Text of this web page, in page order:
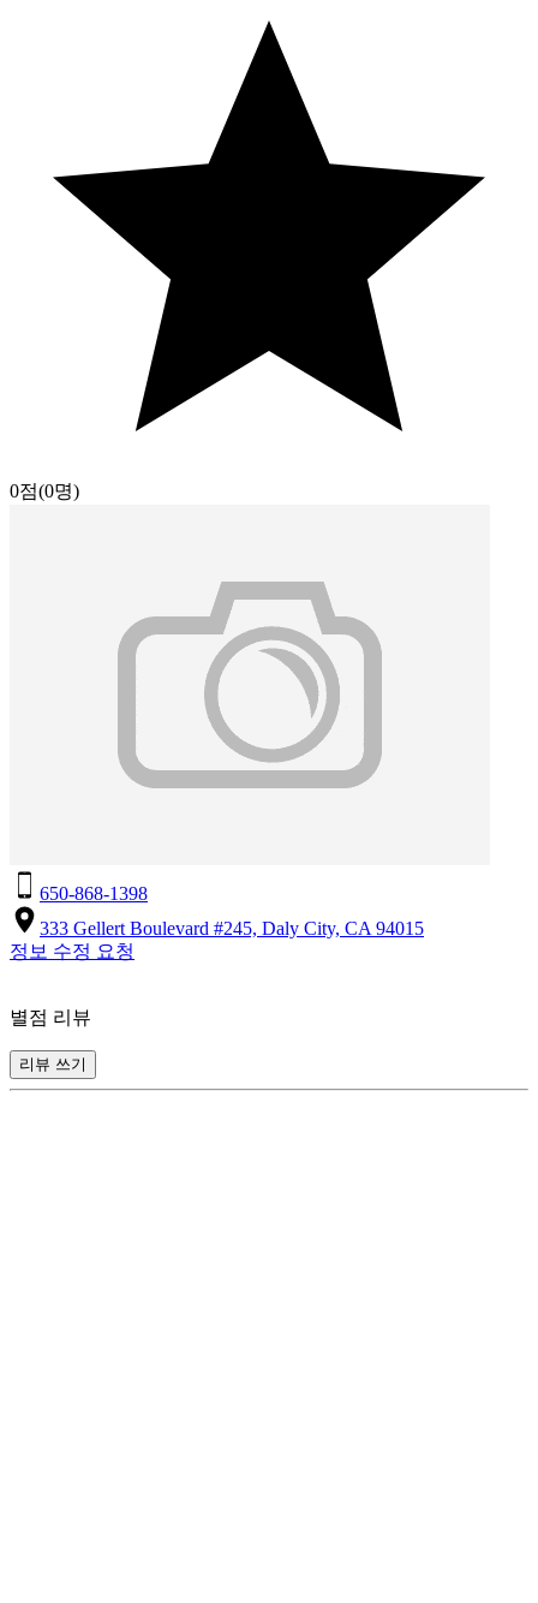
0점(0명)
650-868-1398
333 Gellert Boulevard #245, Daly City, CA 94015
정보 수정 요청
별점 리뷰
리뷰 쓰기